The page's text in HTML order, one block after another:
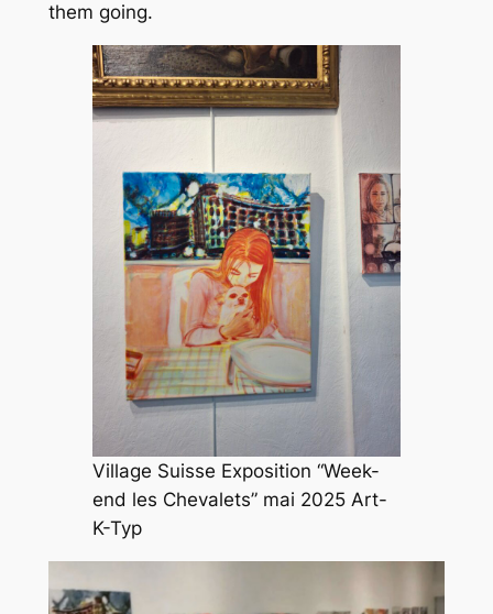
them going.
Village Suisse Exposition “Week-
end les Chevalets” mai 2025 Art-
K-Typ